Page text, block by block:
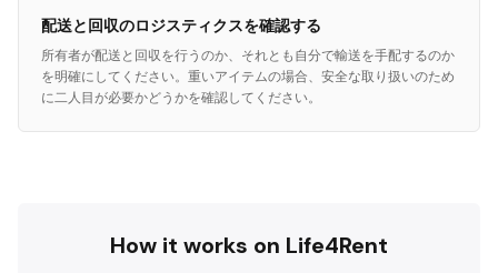
配送と回収のロジスティクスを確認する
所有者が配送と回収を行うのか、それとも自分で輸送を手配するのか
を明確にしてください。重いアイテムの場合、安全な取り扱いのため
に二人目が必要かどうかを確認してください。
How it works on Life4Rent